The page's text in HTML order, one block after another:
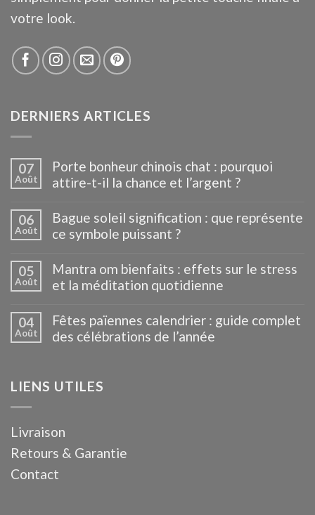
votre look.
DERNIERS ARTICLES
07
Août
Porte bonheur chinois chat : pourquoi
attire-t-il la chance et l’argent ?
06
Août
Bague soleil signification : que représente
ce symbole puissant ?
05
Août
Mantra om bienfaits : effets sur le stress
et la méditation quotidienne
04
Août
Fêtes païennes calendrier : guide complet
des célébrations de l’année
LIENS UTILES
Livraison
Retours & Garantie
Contact